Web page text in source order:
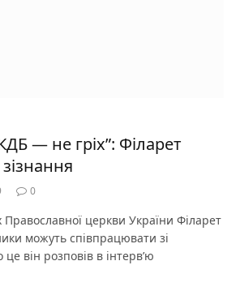
— не гріх”: Філарет
0
церкви України Філарет
можуть співпрацювати зі
він розповів в інтерв’ю